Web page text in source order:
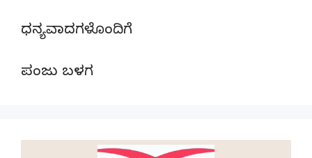
ಧನ್ಯವಾದಗಳೊಂದಿಗೆ
ಪಂಜು ಬಳಗ